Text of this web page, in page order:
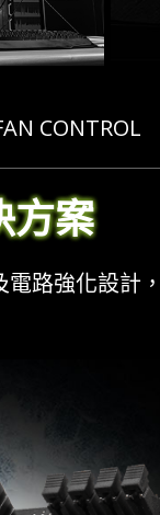
CONTROL
方案
路強化設計